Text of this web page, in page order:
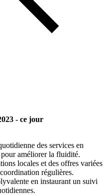
- ce jour
des services en
pour améliorer la fluidité.
locales et des offres variées
régulières.
en instaurant un suivi